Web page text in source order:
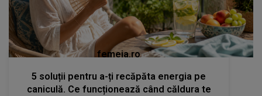
femeia.ro
5 soluții pentru a-ți recăpăta energia pe
caniculă. Ce funcționează când căldura te